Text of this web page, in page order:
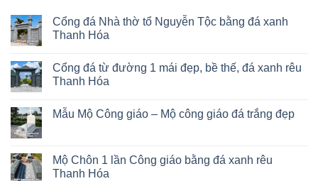
Cổng đá Nhà thờ tổ Nguyễn Tộc bằng đá xanh
Thanh Hóa
Cổng đá từ đường 1 mái đẹp, bề thế, đá xanh rêu
Thanh Hóa
Mẫu Mộ Công giáo – Mộ công giáo đá trắng đẹp
Mộ Chôn 1 lần Công giáo bằng đá xanh rêu
Thanh Hóa